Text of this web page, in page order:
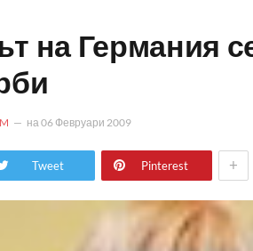
на Германия
на06 Февруари 2009
Tweet Pinterest +